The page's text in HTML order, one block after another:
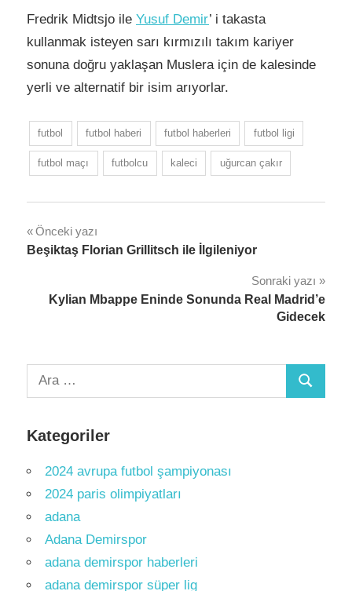
Fredrik Midtsjo ile Yusuf Demir’ i takasta
kullanmak isteyen sarı kırmızılı takım kariyer
sonuna doğru yaklaşan Muslera için de kalesinde
yerli ve alternatif bir isim arıyorlar.
futbol futbol haberi futbol haberleri futbol ligi
futbol maçı futbolcu kaleci uğurcan çakır
Yazı
Önceki yazı
Beşiktaş Florian Grillitsch ile İlgileniyor
Sonraki yazı
Kylian Mbappe Eninde Sonunda Real Madrid’e
Gidecek
Arama:
Ara
Kategoriler
2024 avrupa futbol şampiyonası
2024 paris olimpiyatları
adana
Adana Demirspor
adana demirspor haberleri
adana demirspor süper lig